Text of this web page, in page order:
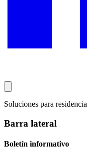
Soluciones para
Barra lateral
Boletín informativo